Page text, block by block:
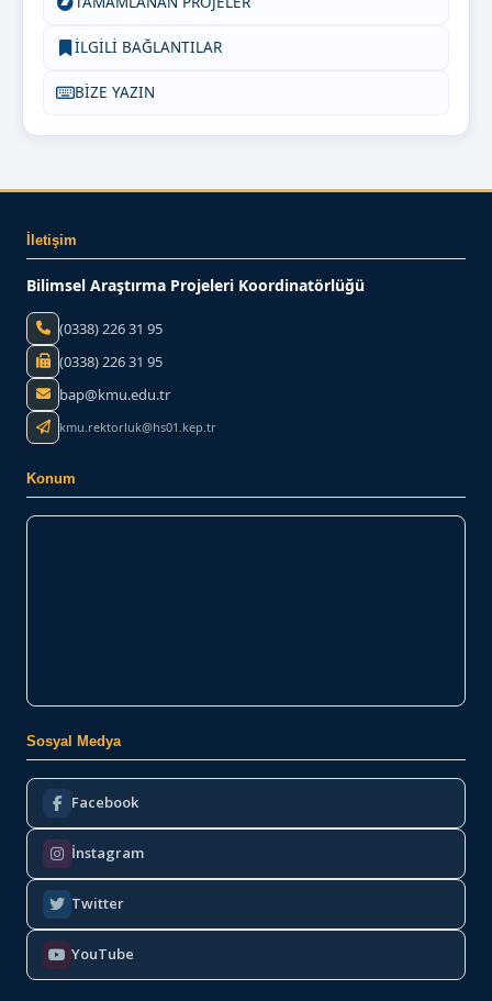
İLGİLİ BAĞLANTILAR
BİZE YAZIN
İletişim
Bilimsel Araştırma Projeleri Koordinatörlüğü
(0338) 226 31 95
(0338) 226 31 95
bap@kmu.edu.tr
kmu.rektorluk@hs01.kep.tr
Konum
Sosyal Medya
Facebook
İnstagram
Twitter
YouTube